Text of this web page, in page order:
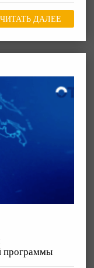
ЧИТАТЬ ДАЛЕЕ
программы